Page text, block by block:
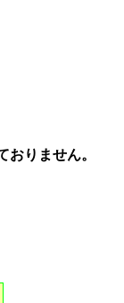
りません。